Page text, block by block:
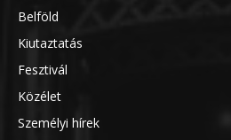
Belföld
Kiutaztatás
Fesztivál
Közélet
Személyi hírek